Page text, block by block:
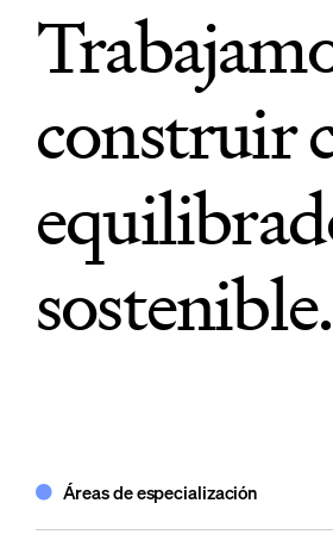
construir
sostenible.
Áreas de especialización